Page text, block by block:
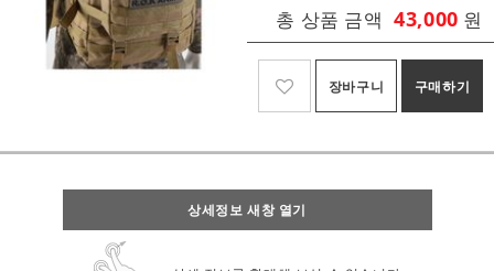
총 상품 금액 43,000 원
장바구니 구매하기
상세정보 새창 열기